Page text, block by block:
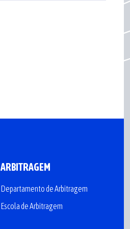
ARBITRAGEM
Departamento de Arbitragem
Escola de Arbitragem